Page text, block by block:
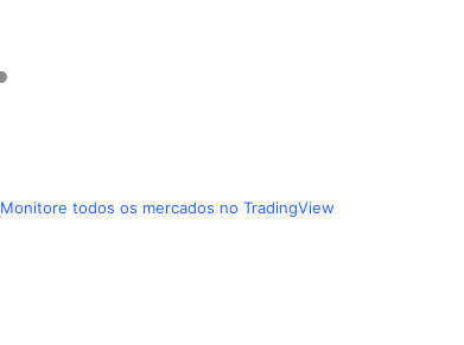
Monitore todos os mercados no TradingView